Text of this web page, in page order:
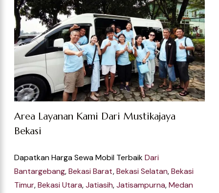
Area Layanan Kami Dari Mustikajaya
Bekasi
Dapatkan Harga Sewa Mobil TerbaikDari
BantargebanG,Bekasi BaraT,Bekasi SelataN,Bekasi
Timur,Bekasi UtarA,Jatiasih,JatisampurnA,Medan